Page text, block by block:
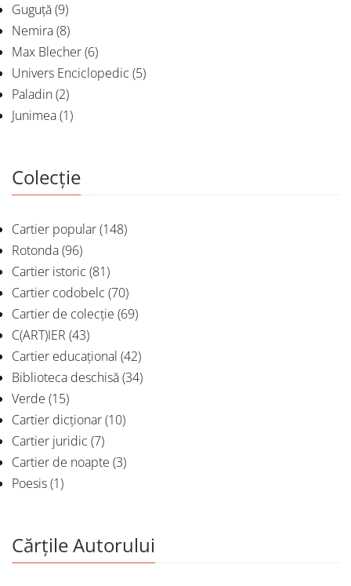
Guguță(9)
Nemira(8)
Max Blecher(6)
Univers Enciclopedic (5)
Paladin(2)
Junimea(1)
Colecție
Cartier popular(148)
Rotonda(96)
Cartier istoric (81)
Cartier codobelc (70)
Cartier de colecție (69)
C(ART)IER (43)
Cartier educațional (42)
Biblioteca deschisă(34)
Verde (15)
Cartier dicționar(10)
Cartier juridic (7)
Cartier de noapte (3)
Poesis(1)
Cărțile Autorului